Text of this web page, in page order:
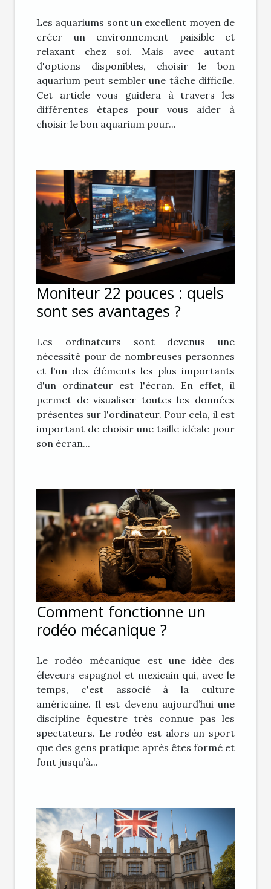
Les aquariums sont un excellent moyen de
créer un environnement paisible et
relaxant chez soi. Mais avec autant
d'options disponibles, choisir le bon
aquarium peut sembler une tâche difficile.
Cet article vous guidera à travers les
différentes étapes pour vous aider à
choisir le bon aquarium pour...
Moniteur 22 pouces : quels
sont ses avantages ?
Les ordinateurs sont devenus une
nécessité pour de nombreuses personnes
et l'un des éléments les plus importants
d'un ordinateur est l'écran. En effet, il
permet de visualiser toutes les données
présentes sur l'ordinateur. Pour cela, il est
important de choisir une taille idéale pour
son écran...
Comment fonctionne un
rodéo mécanique ?
Le rodéo mécanique est une idée des
éleveurs espagnol et mexicain qui, avec le
temps, c'est associé à la culture
américaine. Il est devenu aujourd’hui une
discipline équestre très connue pas les
spectateurs. Le rodéo est alors un sport
que des gens pratique après êtes formé et
font jusqu’à...